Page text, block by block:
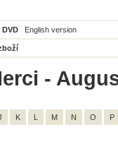
English version
-
K L M N O P